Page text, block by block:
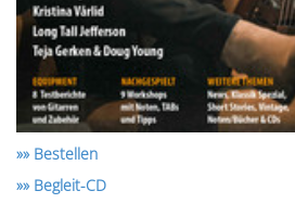
»» Bestellen
»» Begleit-CD